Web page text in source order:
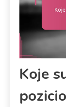
Koje